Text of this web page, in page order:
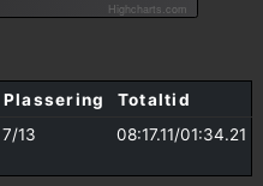
Highcharts.com
Plassering
Totaltid
7/13 08:17.11/01:34.21